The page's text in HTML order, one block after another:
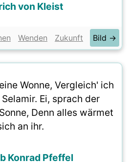
von Kleist
Wenden Zukunft Bild →
Wonne, Vergleich' ich
Ei, sprach der
Denn alles wärmet
an ihr.
Konrad Pfeffel